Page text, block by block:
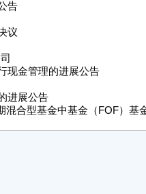
告
议
现金管理的进展公告
进展公告
混合型基金中基金（FOF）基